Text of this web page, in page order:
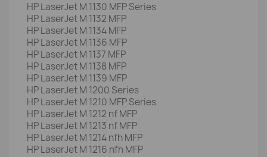
HP LaserJet M 1130 MFP Series
HP LaserJet M 1132 MFP
HP LaserJet M 1134 MFP
HP LaserJet M 1136 MFP
HP LaserJet M 1137 MFP
HP LaserJet M 1138 MFP
HP LaserJet M 1139 MFP
HP LaserJet M 1200 Series
HP LaserJet M 1210 MFP Series
HP LaserJet M 1212 nf MFP
HP LaserJet M 1213 nf MFP
HP LaserJet M 1214 nfh MFP
HP LaserJet M 1216 nfh MFP